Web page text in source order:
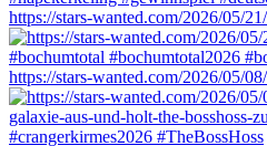
https://stars-wanted.com/2026/05/
https://stars-wanted.com/2026/05/